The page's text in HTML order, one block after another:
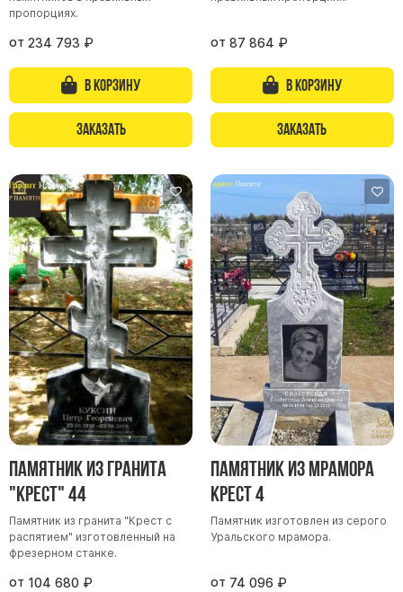
Памятники из гранита Лезниковский
Памятники из гранита Мансуровский
Памятники из гранита Масловский
Памятники из гранита Токовский
Памятники из гранита Капустинский
Арочные памятники
Памятники Крест
Памятники военным
Часовни из белого мрамора и гранита
Скульптуры, барельефы и бюсты из бронзы
Колумбарий
Недорогие памятники
Памятники с фотокерамикой
Памятники животным
Памятники младенцу
Памятники двойные
Памятники женщине
Памятники маме
Памятники жене
Памятники девушке
пропорциях.
от 234 793 ₽
В корзину
Заказать
от 87 864 ₽
В корзину
Заказать
Памятник из гранита
"Крест" 44
Памятник из гранита "Крест с
распятием" изготовленный на
фрезерном станке.
от 104 680 ₽
Памятник из мрамора
Крест 4
Памятник изготовлен из серого
Уральского мрамора.
от 74 096 ₽